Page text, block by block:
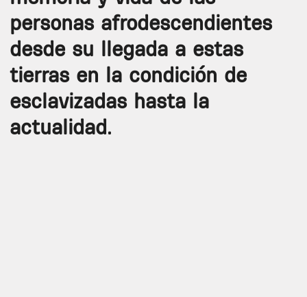
personas afrodescendientes
desde su llegada a estas
tierras en la condición de
esclavizadas hasta la
actualidad.